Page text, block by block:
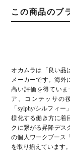
この商品のブ
オカムラは「良い品
メーカーです。海外
高い評価を得てい
ア、コンテッサの
「sylphy/シルフィ
様化する働き方に着
クに繋がる昇降デス
の個人ワークブース
を取り揃えています。